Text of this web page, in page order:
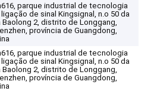
parque industrial de tecnologia
de sinal Kingsignal, n.o 50 da
Baolong 2, distrito de Longgang,
província de Guangdong,
parque industrial de tecnologia
de sinal Kingsignal, n.o 50 da
Baolong 2, distrito de Longgang,
província de Guangdong,